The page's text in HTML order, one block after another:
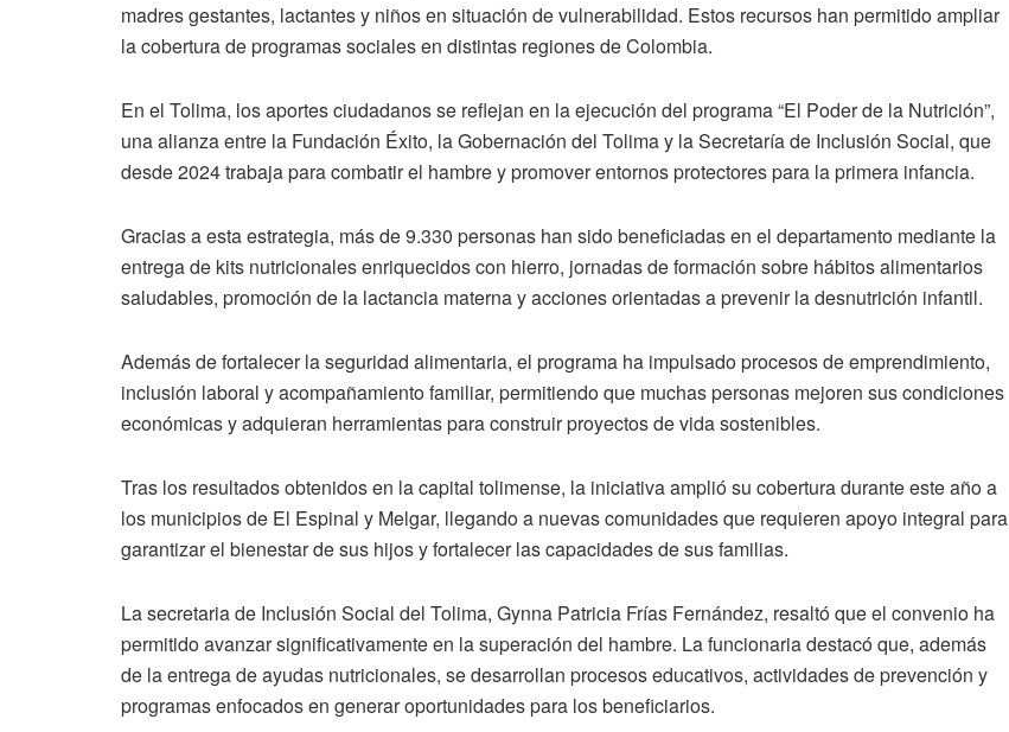
madres gestantes, lactantes y niños en situación de vulnerabilidad. Estos recursos han permitido ampliar
la cobertura de programas sociales en distintas regiones de Colombia.
En el Tolima, los aportes ciudadanos se reflejan en la ejecución del programa “El Poder de la Nutrición”,
una alianza entre la Fundación Éxito, la Gobernación del Tolima y la Secretaría de Inclusión Social, que
desde 2024 trabaja para combatir el hambre y promover entornos protectores para la primera infancia.
Gracias a esta estrategia, más de 9.330 personas han sido beneficiadas en el departamento mediante la
entrega de kits nutricionales enriquecidos con hierro, jornadas de formación sobre hábitos alimentarios
saludables, promoción de la lactancia materna y acciones orientadas a prevenir la desnutrición infantil.
Además de fortalecer la seguridad alimentaria, el programa ha impulsado procesos de emprendimiento,
inclusión laboral y acompañamiento familiar, permitiendo que muchas personas mejoren sus condiciones
económicas y adquieran herramientas para construir proyectos de vida sostenibles.
Tras los resultados obtenidos en la capital tolimense, la iniciativa amplió su cobertura durante este año a
los municipios de El Espinal y Melgar, llegando a nuevas comunidades que requieren apoyo integral para
garantizar el bienestar de sus hijos y fortalecer las capacidades de sus familias.
La secretaria de Inclusión Social del Tolima, Gynna Patricia Frías Fernández, resaltó que el convenio ha
permitido avanzar significativamente en la superación del hambre. La funcionaria destacó que, además
de la entrega de ayudas nutricionales, se desarrollan procesos educativos, actividades de prevención y
programas enfocados en generar oportunidades para los beneficiarios.